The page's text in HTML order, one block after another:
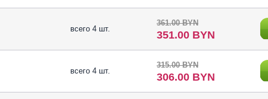
всего 4 шт.
361.00 BYN
351.00 BYN
всего 4 шт.
315.00 BYN
306.00 BYN